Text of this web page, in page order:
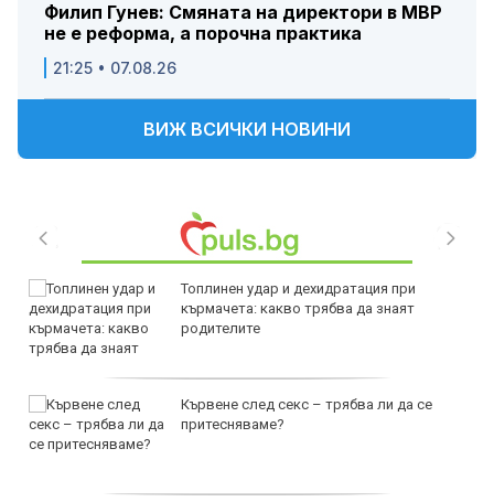
Филип Гунев: Смяната на директори в МВР
не е реформа, а порочна практика
21:25 • 07.08.26
ВИЖ ВСИЧКИ НОВИНИ
Топлинен удар и дехидратация при
кърмачета: какво трябва да знаят
родителите
Кървене след секс – трябва ли да се
притесняваме?